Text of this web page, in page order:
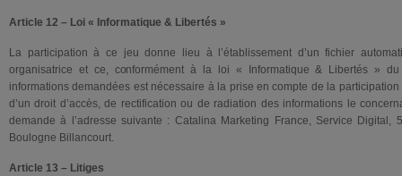
Article 12 – Loi « Informatique & Libertés »
La participation à ce jeu donne lieu à l’établissement d’un fichier
organisatrice et ce, conformément à la loi « Informatique & Libertés »
informations demandées est nécessaire à la prise en compte de la
d’un droit d’accès, de rectification ou de radiation des informations le
demande à l’adresse suivante : Catalina Marketing France, Service Digital,
Boulogne Billancourt.
Article 13 – Litiges